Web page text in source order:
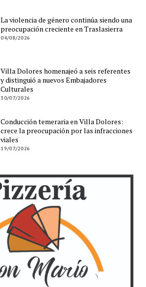
La violencia de género continúa siendo una
preocupación creciente en Traslasierra
04/08/2026
Villa Dolores homenajeó a seis referentes
y distinguió a nuevos Embajadores
Culturales
30/07/2026
Conducción temeraria en Villa Dolores:
crece la preocupación por las infracciones
viales
19/07/2026